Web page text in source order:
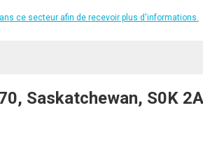
ce secteur afin de recevoir plus d'informations.
Saskatchewan, S0K